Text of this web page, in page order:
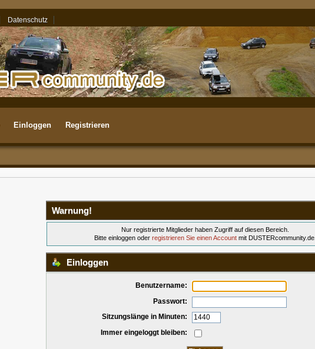
Datenschutz
Einloggen Registrieren
Warnung!
Nur registrierte Mitglieder haben Zugriff auf diesen Bereich.
Bitte einloggen oder registrieren Sie einen Accountmit DUSTERcommunity.de.
Einloggen
Benutzername:
Passwort:
Sitzungslänge in Minuten:
Immer eingeloggt bleiben: